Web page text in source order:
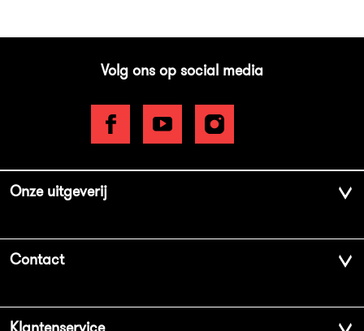
Volg ons op social media
Onze uitgeverij
Contact